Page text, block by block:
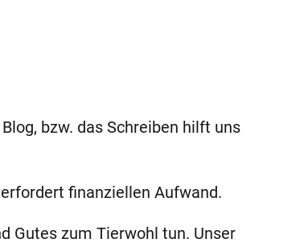
bzw. das Schreiben hilft uns
finanziellen Aufwand.
Gutes zum Tierwohl tun. Unser